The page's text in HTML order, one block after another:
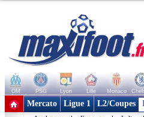
OM PSG Lyon Lille Monaco
+ de clubs
Mercato Ligue 1 L2/Coupes